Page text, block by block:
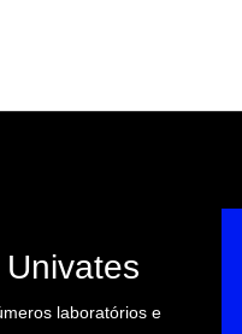
Univates
laboratórios e